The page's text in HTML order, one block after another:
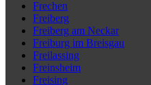
Frechen
Freiberg
Freiberg am Neckar
Freiburg im Breisgau
Freilassing
Freinsheim
Freising